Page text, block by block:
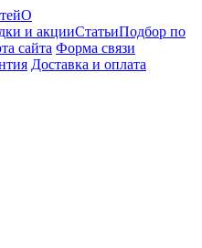
О
и акцииСтатьиПодбор по
сайта Форма связи
Доставка и оплата